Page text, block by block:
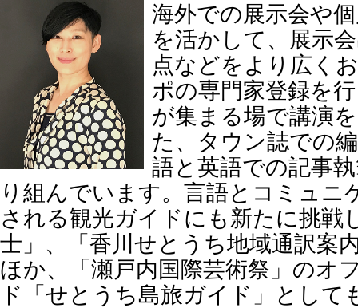
海外での展示会や
を活かして、展示
点などをより広く
ポの専門家登録を
が集まる場で講演
た、タウン誌での
語と英語での記事
り組んでいます。言語とコミュニ
される観光ガイドにも新たに挑戦
士」、「香川せとうち地域通訳案
ほか、「瀬戸内国際芸術祭」のオ
ド「せとうち島旅ガイド」として